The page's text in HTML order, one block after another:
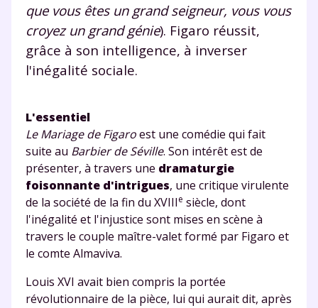
que vous êtes un grand seigneur, vous vous
croyez un grand génie). Figaro réussit,
grâce à son intelligence, à inverser
l'inégalité sociale.
L'essentiel
Le Mariage de Figaroest une comédie qui fait
suite au Barbier de Séville. Son intérêt est de
présenter, à travers une dramaturgie
foisonnante d'intrigues, une critique virulente
de la société de la fin du XVIIIe siècle, dont
l'inégalité et l'injustice sont mises en scène à
travers le couple maître-valet formé par Figaro et
le comte Almaviva.
Louis XVI avait bien compris la portée
révolutionnaire de la pièce, lui qui aurait dit, après